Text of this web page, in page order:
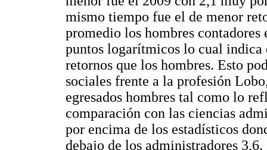
mismo tiempo fue el de menor
promedio los hombres
puntos logarítmicos lo cual indica
retornos que los hombres. Esto
sociales frente a la profesión
egresados hombres tal como lo
comparación con las ciencias
por encima de los estadísticos
debajo de los administradores